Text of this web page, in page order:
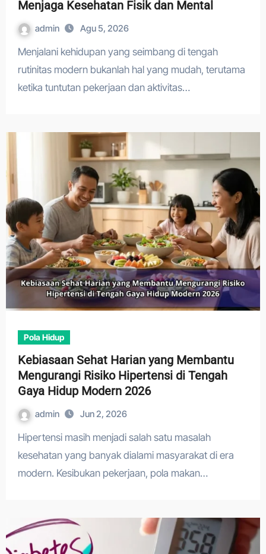
Menjaga Kesehatan Fisik dan Mental
admin Agu 5, 2026
Menjalani kehidupan yang seimbang di tengah
rutinitas modern bukanlah hal yang mudah, terutama
ketika tuntutan pekerjaan dan aktivitas…
Pola Hidup
Kebiasaan Sehat Harian yang Membantu
Mengurangi Risiko Hipertensi di Tengah
Gaya Hidup Modern 2026
admin Jun 2, 2026
Hipertensi masih menjadi salah satu masalah
kesehatan yang banyak dialami masyarakat di era
modern. Kesibukan pekerjaan, pola makan…